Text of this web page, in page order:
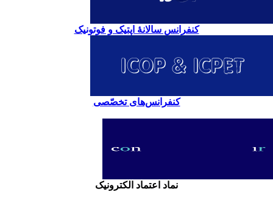
کنفرانس سالانۀ اپتیک و فوتونیک
کنفرانس‌های تخصّصی
نماد اعتماد الکترونیک